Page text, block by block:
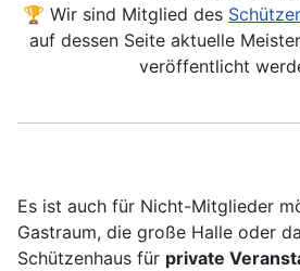
🏆 Wir sind Mitglied des
auf dessen Seite aktuelle
veröffentlicht
Es ist auch für Nicht-Mitglieder
Gastraum, die große Halle oder
Schützenhaus für private